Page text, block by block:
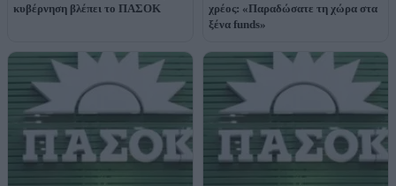
κυβέρνηση βλέπει το ΠΑΣΟΚ
χρέος: «Παραδώσατε τη χώρα στα
ξένα funds»